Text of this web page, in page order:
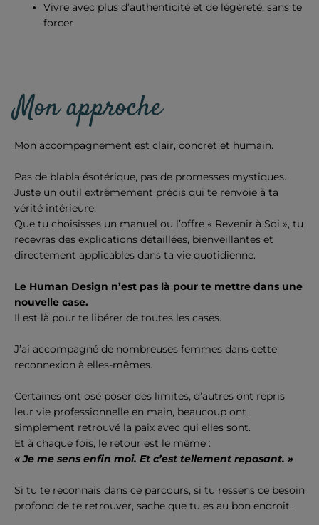
Vivre avec plus d’authenticité et de légèreté, sans te
forcer
Mon approche
Mon accompagnement est clair, concret et humain.
Pas de blabla ésotérique, pas de promesses mystiques.
Juste un outil extrêmement précis qui te renvoie à ta
vérité intérieure.
Que tu choisisses un manuel ou l’offre « Revenir à Soi », tu
recevras des explications détaillées, bienveillantes et
directement applicables dans ta vie quotidienne.
Le Human Design n’est pas là pour te mettre dans une
nouvelle case.
Il est là pour te libérer de toutes les cases.
J’ai accompagné de nombreuses femmes dans cette
reconnexion à elles-mêmes.
Certaines ont osé poser des limites, d’autres ont repris
leur vie professionnelle en main, beaucoup ont
simplement retrouvé la paix avec qui elles sont.
Et à chaque fois, le retour est le même :
« Je me sens enfin moi. Et c’est tellement reposant. »
Si tu te reconnais dans ce parcours, si tu ressens ce besoin
profond de te retrouver, sache que tu es au bon endroit.